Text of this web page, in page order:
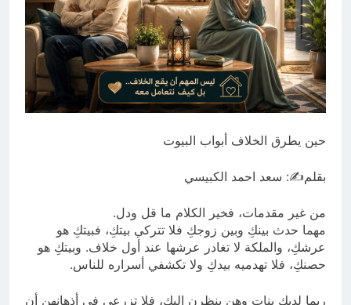
لماذا يخشى النظام الإيراني من
الشعب!
3 ساعات Ago
حين يطرق الخلاف أبواب البيوت
بقلم✍️: سعد احمد الكبيسي
من غير مقدمات، فخير الكلام ما قل ودل.
مهما حدث بينكِ وبين زوجكِ فلا تتركي بيتكِ، فبيتكِ هو
عرشكِ، والملكة لا تغادر عرشها عند أول خلاف. وبيتكِ هو
حصنكِ، فلا تهدميه بيدكِ ولا تكشفي أسراره للناس.
ربما لديكِ بنات وهن ينظرن إليكِ، فلا تزرعي في أذهانهن أن